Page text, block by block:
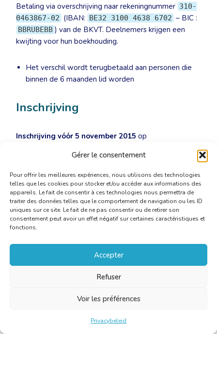
Gérer le consentement
Pour offrir les meilleures expériences, nous utilisons des technologies
telles que les cookies pour stocker et/ou accéder aux informations des
appareils. Le fait de consentir à ces technologies nous permettra de
traiter des données telles que le comportement de navigation ou les ID
uniques sur ce site. Le fait de ne pas consentir ou de retirer son
consentement peut avoir un effet négatif sur certaines caractéristiques et
fonctions.
Accepter
Refuser
Voir les préférences
Privacybeleid
Betaling via overschrijving naar rekeningnummer 310-
0463867-02 (IBAN: BE32 3100 4638 6702 – BIC :
BBRUBEBB ) van de BKVT. Deelnemers krijgen een
kwijting voor hun boekhouding.
Het verschil wordt terugbetaald aan personen die
binnen de 6 maanden lid worden
Inschrijving
Inschrijving vóór 5 november 2015 op
. 20% korting bij inschrijving en
betaling vóór 15 oktober 2015.